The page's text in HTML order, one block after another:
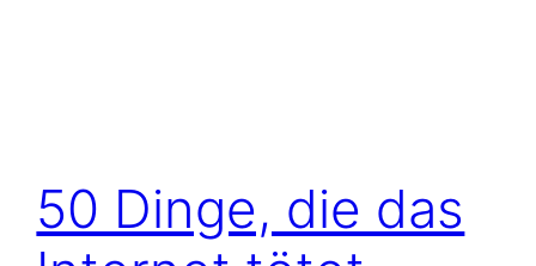
50 Dinge, die das